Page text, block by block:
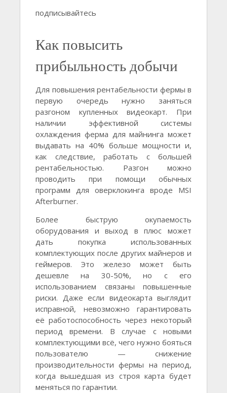
подписывайтесь
Как повысить
прибыльность добычи
Для повышения рентабельности фермы в
первую очередь нужно заняться
разгоном купленных видеокарт. При
наличии эффективной системы
охлаждения ферма для майнинга может
выдавать на 40% больше мощности и,
как следствие, работать с большей
рентабельностью. Разгон можно
проводить при помощи обычных
программ для оверклокинга вроде MSI
Afterburner.
Более быструю окупаемость
оборудования и выход в плюс может
дать покупка использованных
комплектующих после других майнеров и
геймеров. Это железо может быть
дешевле на 30-50%, но с его
использованием связаны повышенные
риски. Даже если видеокарта выглядит
исправной, невозможно гарантировать
её работоспособность через некоторый
период времени. В случае с новыми
комплектующими всё, чего нужно бояться
пользователю — снижение
производительности фермы на период,
когда вышедшая из строя карта будет
меняться по гарантии.